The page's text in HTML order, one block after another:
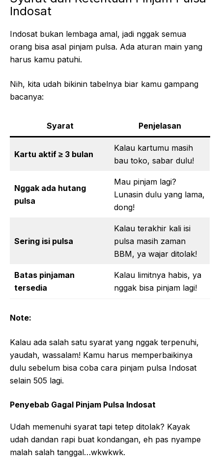
Indosat
Indosat bukan lembaga amal, jadi nggak semua
orang bisa asal pinjam pulsa. Ada aturan main yang
harus kamu patuhi.
Nih, kita udah bikinin tabelnya biar kamu gampang
bacanya:
Syarat Penjelasan
Kartu aktif ≥ 3 bulan
Kalau kartumu masih
bau toko, sabar dulu!
Nggak ada hutang
pulsa
Mau pinjam lagi?
Lunasin dulu yang lama,
dong!
Sering isi pulsa
Kalau terakhir kali isi
pulsa masih zaman
BBM, ya wajar ditolak!
Batas pinjaman
tersedia
Kalau limitnya habis, ya
nggak bisa pinjam lagi!
Note:
Kalau ada salah satu syarat yang nggak terpenuhi,
yaudah, wassalam! Kamu harus memperbaikinya
dulu sebelum bisa coba cara pinjam pulsa Indosat
selain 505 lagi.
Penyebab Gagal Pinjam Pulsa Indosat
Udah memenuhi syarat tapi tetep ditolak? Kayak
udah dandan rapi buat kondangan, eh pas nyampe
malah salah tanggal…wkwkwk.